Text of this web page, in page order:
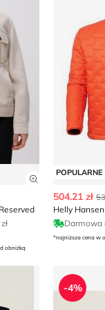
Zobacz
obniżką
POPULARNE
504.21 zł
Darmowa
*najniższa cena w
Jeans
Kurtka
-4%